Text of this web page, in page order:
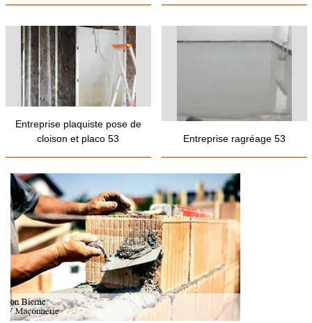
Entreprise plaquiste pose de
cloison et placo 53
Entreprise ragréage 53